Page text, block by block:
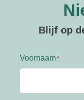
Blijf op
Voornaam